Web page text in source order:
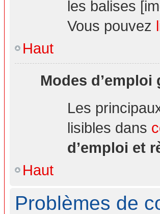
les balises
Vous pouvez
Haut
Modes
Les
lisibles dans
d’emploi et
Haut
Problèmes de